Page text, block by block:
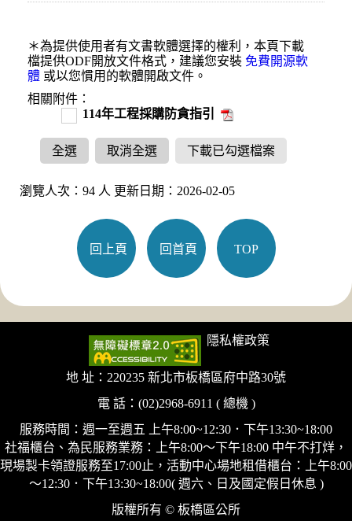
＊為提供使用者有文書軟體選擇的權利，本頁下載
檔提供ODF開放文件格式，建議您安裝 免費開源軟
體 或以您慣用的軟體開啟文件。
相關附件：
114年工程採購防貪指引
全選 取消全選 下載已勾選檔案
瀏覽人次：94 人 更新日期：2026-02-05
回上頁 回首頁 TOP
隱私權政策
地 址：220235 新北市板橋區府中路30號
電 話：(02)2968-6911 ( 總機 )
服務時間：週一至週五 上午8:00~12:30．下午13:30~18:00
社福櫃台、為民服務業務：上午8:00～下午18:00 中午不打烊，
現場製卡領證服務至17:00止，活動中心場地租借櫃台：上午8:00
～12:30．下午13:30~18:00( 週六、日及國定假日休息 )
版權所有 © 板橋區公所